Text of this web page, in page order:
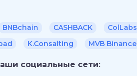
BNBchain CASHBACK ColLabs
K.Consalting MVB Binance
социальные сети: